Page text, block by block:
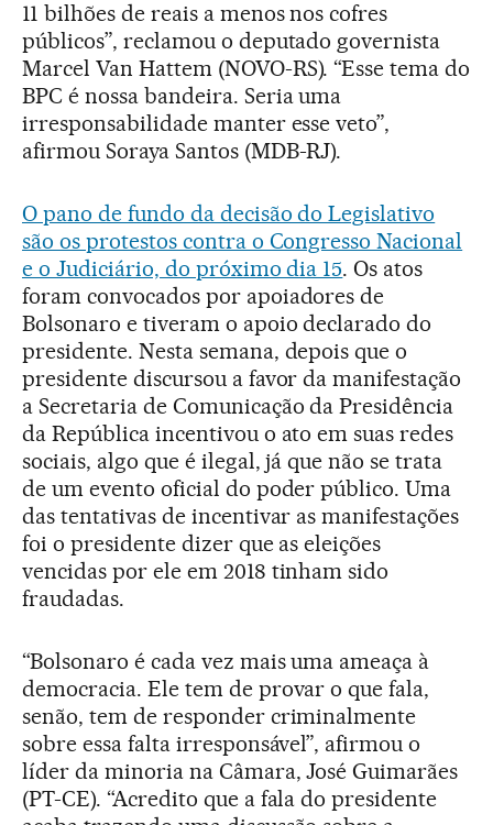
11 bilhões de reais a menos nos cofres
públicos”, reclamou o deputado governista
Marcel Van Hattem (NOVO-RS). “Esse tema do
BPC é nossa bandeira. Seria uma
irresponsabilidade manter esse veto”,
afirmou Soraya Santos (MDB-RJ).
O pano de fundo da decisão do Legislativo
são os protestos contra o Congresso Nacional
e o Judiciário, do próximo dia 15. Os atos
foram convocados por apoiadores de
Bolsonaro e tiveram o apoio declarado do
presidente. Nesta semana, depois que o
presidente discursou a favor da manifestação
a Secretaria de Comunicação da Presidência
da República incentivou o ato em suas redes
sociais, algo que é ilegal, já que não se trata
de um evento oficial do poder público. Uma
das tentativas de incentivar as manifestações
foi o presidente dizer que as eleições
vencidas por ele em 2018 tinham sido
fraudadas.
“Bolsonaro é cada vez mais uma ameaça à
democracia. Ele tem de provar o que fala,
senão, tem de responder criminalmente
sobre essa falta irresponsável”, afirmou o
líder da minoria na Câmara, José Guimarães
(PT-CE). “Acredito que a fala do presidente